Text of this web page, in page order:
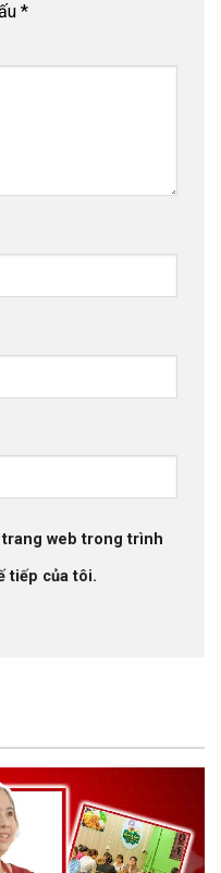
*
web trong trình
tiếp của tôi.